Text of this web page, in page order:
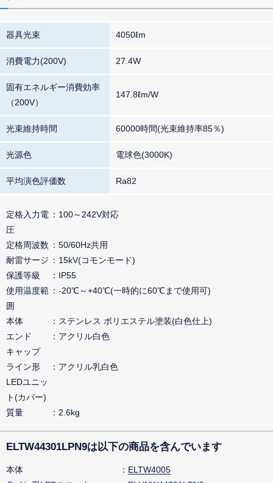
器具光束 4050ℓm
消費電力(200V) 27.4W
固有エネルギー消費効率
（200V）
147.8ℓm/W
光束維持時間 60000時間(光束維持率85％)
光源色 電球色(3000K)
平均演色評価数 Ra82
定格入力電
圧
100～242V対応
定格周波数
50/60Hz共用
耐雷サージ
15kV(コモンモード)
保護等級
IP55
使用温度範
囲
-20℃～+40℃(一時的に60℃まで使用可)
本体
ステンレス ポリエステル塗装(白色仕上)
エンド
キャップ
アクリル白色
ライン形
LEDユニッ
ト(カバー)
アクリル乳白色
質量 2.6kg
ELTW44301LPN9は以下の商品を含んでいます
本体
ELTW4005